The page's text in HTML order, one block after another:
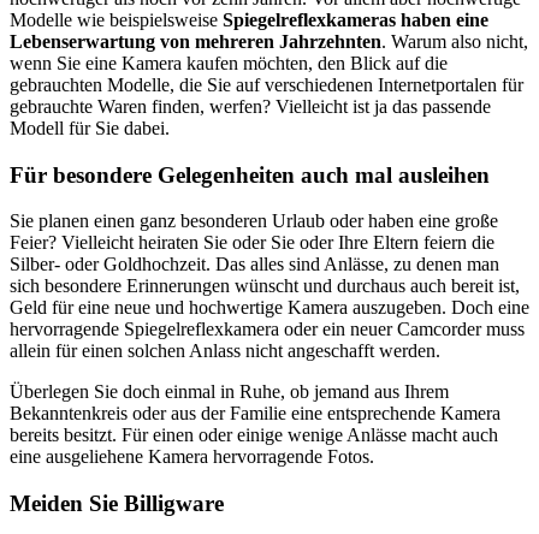
Modelle wie beispielsweise Spiegelreflexkameras haben eine
Lebenserwartung von mehreren Jahrzehnten. Warum also nicht,
wenn Sie eine Kamera kaufen möchten, den Blick auf die
gebrauchten Modelle, die Sie auf verschiedenen Internetportalen für
gebrauchte Waren finden, werfen? Vielleicht ist ja das passende
Modell für Sie dabei.
Für besondere Gelegenheiten auch mal ausleihen
Sie planen einen ganz besonderen Urlaub oder haben eine große
Feier? Vielleicht heiraten Sie oder Sie oder Ihre Eltern feiern die
Silber- oder Goldhochzeit. Das alles sind Anlässe, zu denen man
sich besondere Erinnerungen wünscht und durchaus auch bereit ist,
Geld für eine neue und hochwertige Kamera auszugeben. Doch eine
hervorragende Spiegelreflexkamera oder ein neuer Camcorder muss
allein für einen solchen Anlass nicht angeschafft werden.
Überlegen Sie doch einmal in Ruhe, ob jemand aus Ihrem
Bekanntenkreis oder aus der Familie eine entsprechende Kamera
bereits besitzt. Für einen oder einige wenige Anlässe macht auch
eine ausgeliehene Kamera hervorragende Fotos.
Meiden Sie Billigware